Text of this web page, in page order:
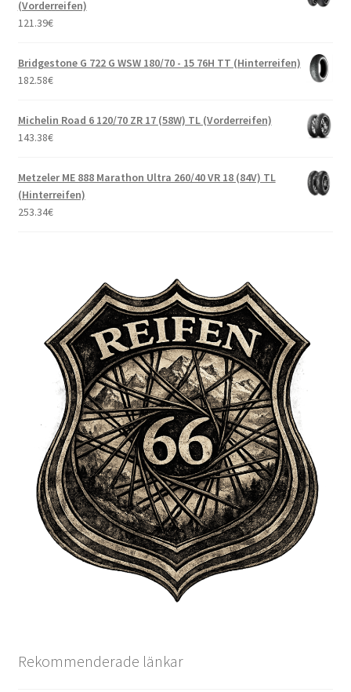
(Vorderreifen)
121.39€
Bridgestone G 722 G WSW 180/70 - 15 76H TT (Hinterreifen)
182.58€
Michelin Road 6 120/70 ZR 17 (58W) TL (Vorderreifen)
143.38€
Metzeler ME 888 Marathon Ultra 260/40 VR 18 (84V) TL
(Hinterreifen)
253.34€
Rekommenderade länkar